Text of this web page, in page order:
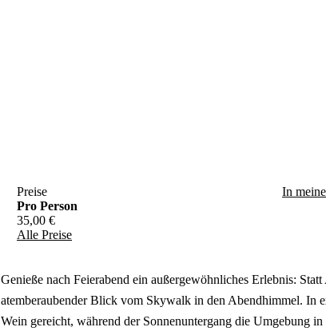
Preise
Pro Person
35,00 €
Alle Preise
In
Genieße nach Feierabend ein außergewöhnliches Erlebnis:
atemberaubender Blick vom Skywalk in den Abendhimmel. In
Wein gereicht, während der Sonnenuntergang die Umgebung